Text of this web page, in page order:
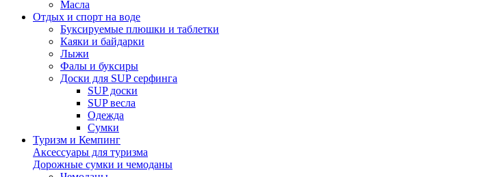
Масла
Отдых и спорт на воде
Буксируемые плюшки и таблетки
Каяки и байдарки
Лыжи
Фалы и буксиры
Доски для SUP серфинга
SUP доски
SUP весла
Одежда
Сумки
Туризм и Кемпинг
Аксессуары для туризма
Дорожные сумки и чемоданы